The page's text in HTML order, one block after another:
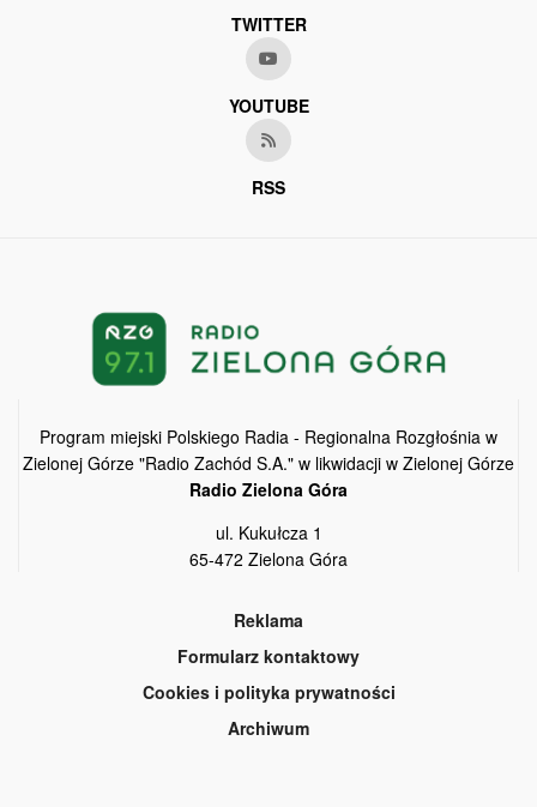
TWITTER
YOUTUBE
RSS
Program miejski Polskiego Radia - Regionalna Rozgłośnia w
Zielonej Górze "Radio Zachód S.A." w likwidacji w Zielonej Górze
Radio Zielona Góra
ul. Kukułcza 1
65-472 Zielona Góra
Reklama
Formularz kontaktowy
Cookies i polityka prywatności
Archiwum